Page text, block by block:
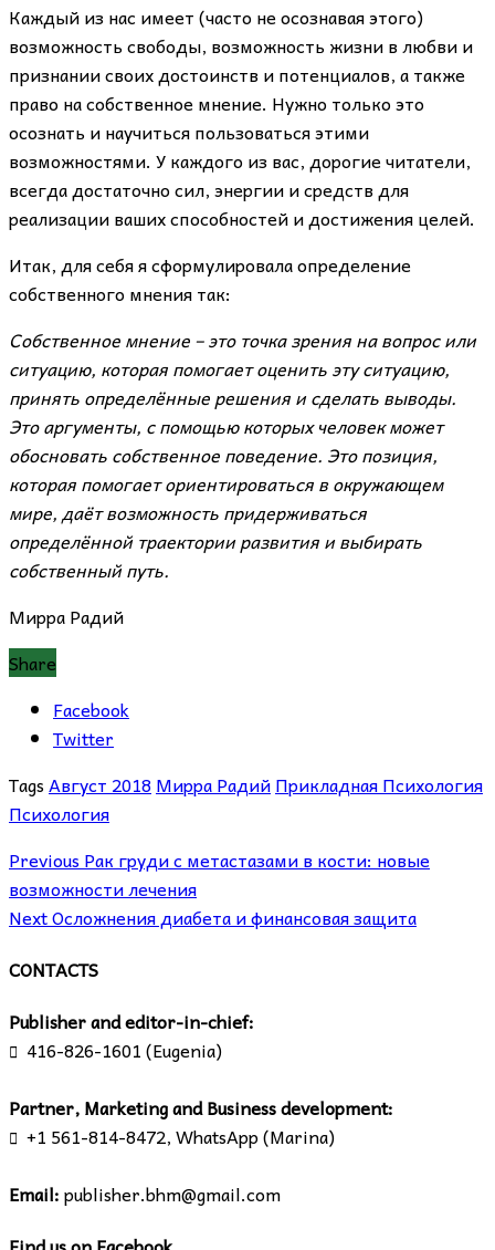
Каждый из нас имеет (часто не осознавая этого)
возможность свободы, возможность жизни в любви и
признании своих достоинств и потенциалов, а также
право на собственное мнение. Нужно только это
осознать и научиться пользоваться этими
возможностями. У каждого из вас, дорогие читатели,
всегда достаточно сил, энергии и средств для
реализации ваших способностей и достижения целей.
Итак, для себя я сформулировала определение
собственного мнения так:
Собственное мнение – это точка зрения на вопрос или
ситуацию, которая помогает оценить эту ситуацию,
принять определённые решения и сделать выводы.
Это аргументы, с помощью которых человек может
обосновать собственное поведение. Это позиция,
которая помогает ориентироваться в окружающем
мире, даёт возможность придерживаться
определённой траектории развития и выбирать
собственный путь.
Мирра Радий
Share
Facebook
Twitter
TagsАвгуст 2018 Мирра РадийПрикладная Психология
Психология
Previous Рак груди с метастазами в кости: новые
возможности лечения
NextОсложнения диабета и финансовая защита
CONTACTS
Publisher and editor-in-chief:
 416-826-1601 (Eugenia)
Partner, Marketing and Business development:
 +1 561-814-8472, WhatsApp (Marina)
Email:publisher.bhm@gmail.com